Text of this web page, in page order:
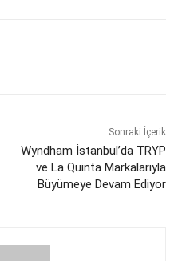
Sonraki İçerik
Wyndham İstanbul’da TRYP
ve La Quinta Markalarıyla
Büyümeye Devam Ediyor